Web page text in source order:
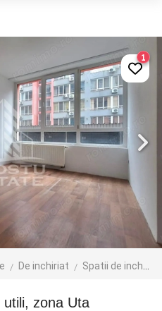
De inchiriat Spatii de inchiriat
1
utili, zona Uta